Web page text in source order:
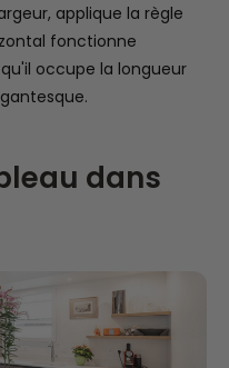
applique la règle
fonctionne
occupe la longueur
dans